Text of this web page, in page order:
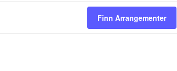
Finn Arrangementer